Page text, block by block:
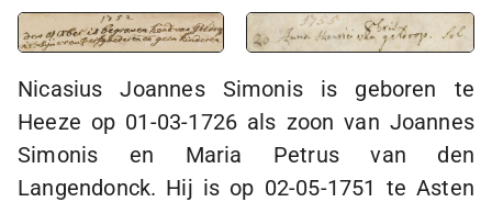
Nicasius Joannes Simonis is geboren te
Heeze op 01-03-1726 als zoon van Joannes
Simonis en Maria Petrus van den
Langendonck. Hij is op 02-05-1751 te Asten